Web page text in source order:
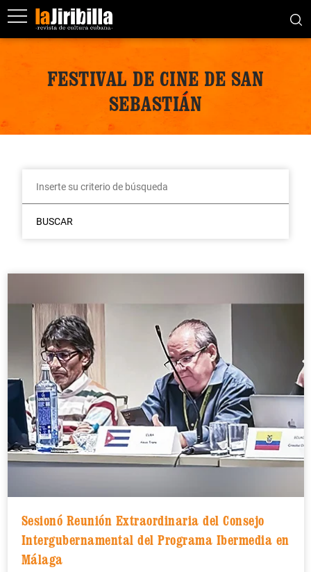
FESTIVAL DE CINE DE SAN
SEBASTIÁN
BUSCAR
Sesionó Reunión Extraordinaria del Consejo
Intergubernamental del Programa Ibermedia en
Málaga